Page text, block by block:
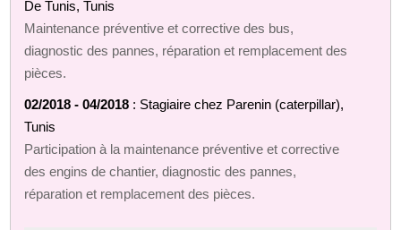
De Tunis, Tunis
Maintenance préventive et corrective des bus,
diagnostic des pannes, réparation et remplacement des
pièces.
02/2018 - 04/2018 : Stagiaire chez Parenin (caterpillar),
Tunis
Participation à la maintenance préventive et corrective
des engins de chantier, diagnostic des pannes,
réparation et remplacement des pièces.